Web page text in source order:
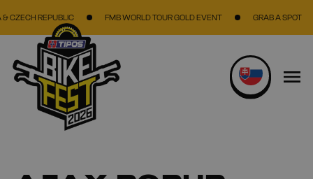
REPUBLIC FMB WORLD TOUR GOLD EVENT GRAB A SPOT